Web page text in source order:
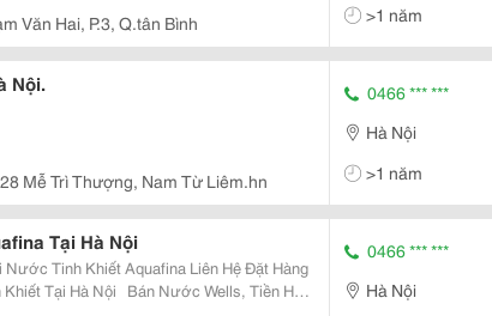
Văn Hai, P.3, Q.tân Bình
>1 năm
Nội.
Mễ Trì Thượng, Nam Từ Liêm.hn
0466 *** ***
Hà Nội
>1 năm
Tại Hà Nội
0466 *** ***
Hà Nội